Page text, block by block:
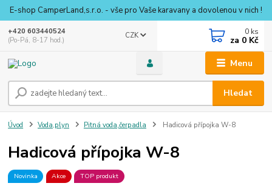
E-shop CamperLand,s.r.o. - vše pro Vaše karavany a dovolenou v nich !
Menu
CZK
Hledat
+420 603440524
(Po-Pá, 8-17 hod.)
0 ks
za 0 Kč
Úvod Voda,plyn Pitná voda,čerpadla Hadicová přípojka W-8
Hadicová přípojka W-8
Novinka Akce TOP produkt